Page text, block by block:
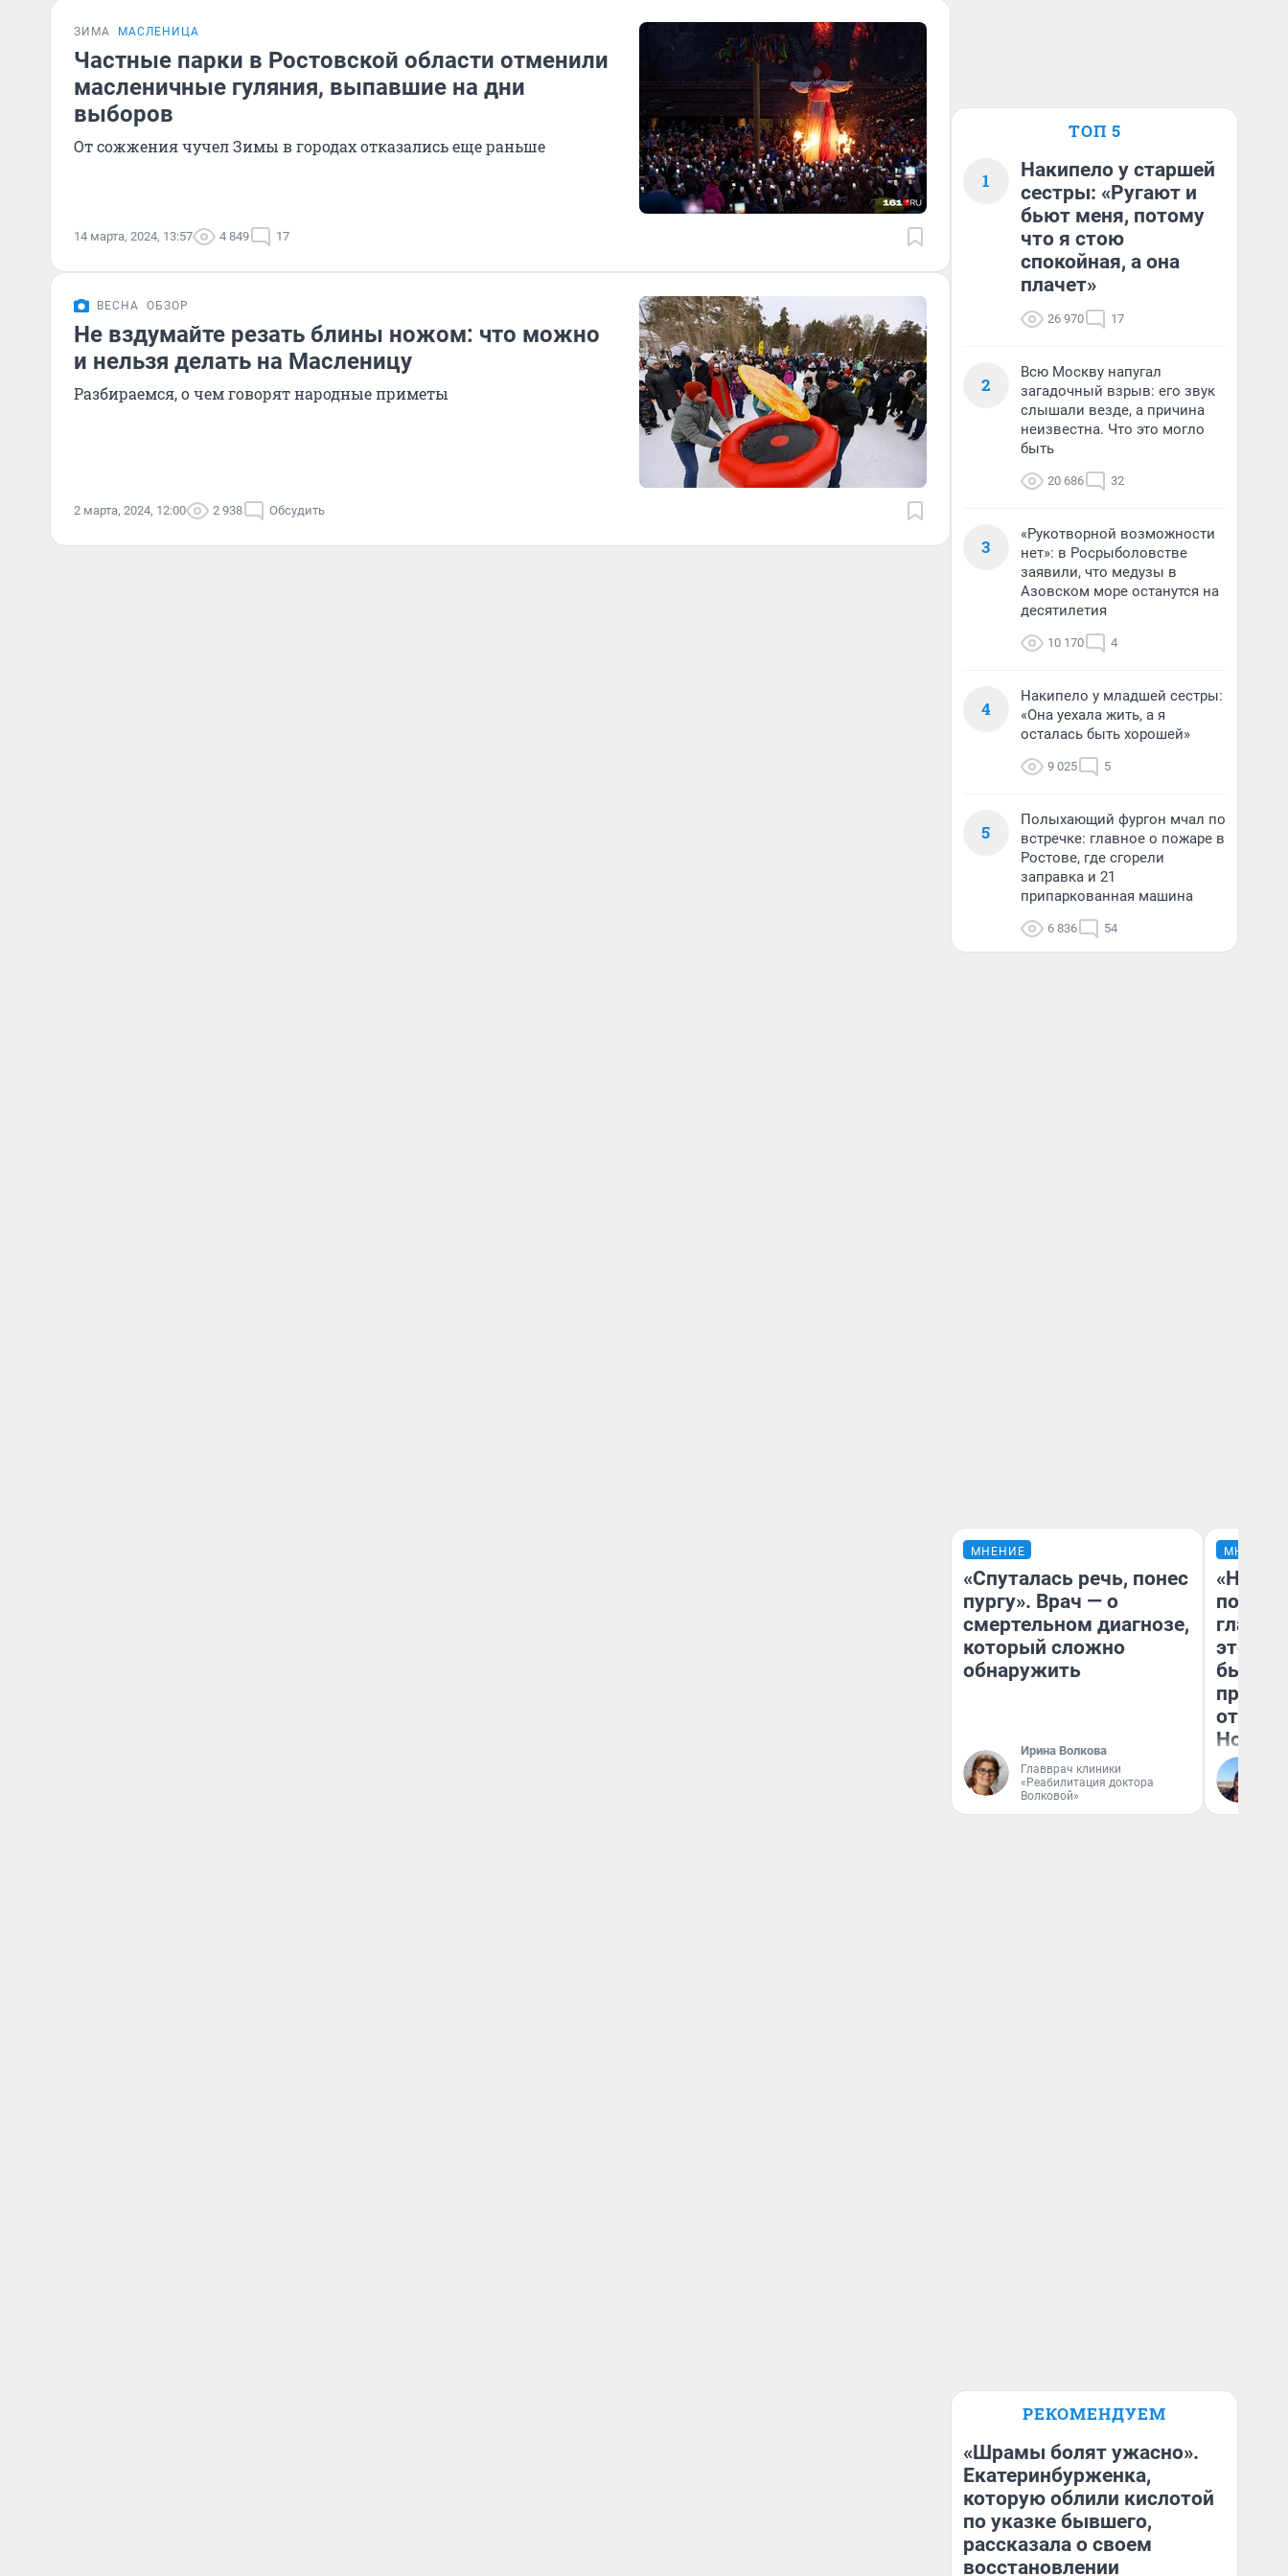
ЗИМА МАСЛЕНИЦА
Частные парки в Ростовской области отменили
масленичные гуляния, выпавшие на дни
выборов
От сожжения чучел Зимы в городах отказались еще раньше
14 марта, 2024, 13:57 4 849 17
ВЕСНА ОБЗОР
Не вздумайте резать блины ножом: что можно
и нельзя делать на Масленицу
Разбираемся, о чем говорят народные приметы
2 марта, 2024, 12:00 2 938 Обсудить
ТОП 5
1
Накипело у старшей
сестры: «Ругают и
бьют меня, потому
что я стою
спокойная, а она
плачет»
26 970 17
2
Всю Москву напугал
загадочный взрыв: его звук
слышали везде, а причина
неизвестна. Что это могло
быть
20 686 32
3
«Рукотворной возможности
нет»: в Росрыболовстве
заявили, что медузы в
Азовском море останутся на
десятилетия
10 170 4
4
Накипело у младшей сестры:
«Она уехала жить, а я
осталась быть хорошей»
9 025 5
5
Полыхающий фургон мчал по
встречке: главное о пожаре в
Ростове, где сгорели
заправка и 21
припаркованная машина
6 836 54
МНЕНИЕ
«Спуталась речь, понес
пургу». Врач — о
смертельном диагнозе,
который сложно
обнаружить
Ирина Волкова
Главврач клиники
«Реабилитация доктора
Волковой»
МНЕНИЕ
этого
бьет
отзыв
Нолана
РЕКОМЕНДУЕМ
«Шрамы болят ужасно».
Екатеринбурженка,
которую облили кислотой
по указке бывшего,
рассказала о своем
восстановлении